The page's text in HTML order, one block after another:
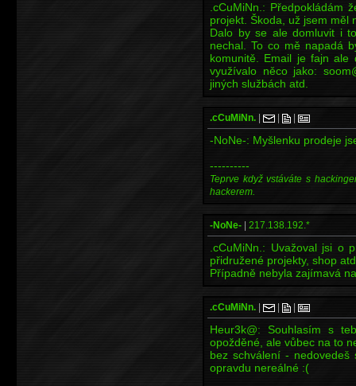
.cCuMiNn.: Předpokládám
projekt. Škoda, už jsem měl
Dalo by se ale domluvit i
nechal. To co mě napadá
komunitě. Email je fajn
využívalo něco jako:
jiných službách atd.
.cCuMiNn.
-NoNe-: Myšlenku prodeje
----------
Teprve když vstáváte s
hackerem.
-NoNe- 217.138.192.*
.cCuMiNn.: Uvažoval jsi o
přidružené projekty, shop
Případně nebyla zajímavá
.cCuMiNn.
Heur3k@: Souhlasím s
opožděné, ale vůbec na to
bez schválení -
opravdu nereálné :(